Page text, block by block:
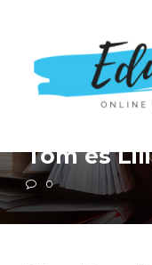
Tom és Lili
0